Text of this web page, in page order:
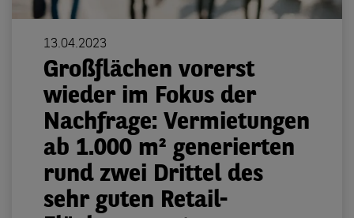
13.04.2023
Großflächen vorerst
wieder im Fokus der
Nachfrage: Vermietungen
ab 1.000 m² generierten
rund zwei Drittel des
sehr guten Retail-